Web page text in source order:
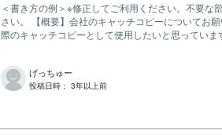
＜書き方の例＞※修正してご利用ください。不要な
さい。 【概要】会社のキャッチコピーについてお願いできればと思います。 【目的】会社広告の
際のキャッチコピーとして使用したいと思っています。 ホームページをみていただき、 内
ーの作成をお願いしたいです。 会社名 常（じょう） 太陽光、電気工事、蓄電池販売、建築、
設計、不動産を手掛ける会社です 常に（つねに）をかけたキャッチコピーを考えていますが、 全
げっちゅー
投稿日時： 3年以上前